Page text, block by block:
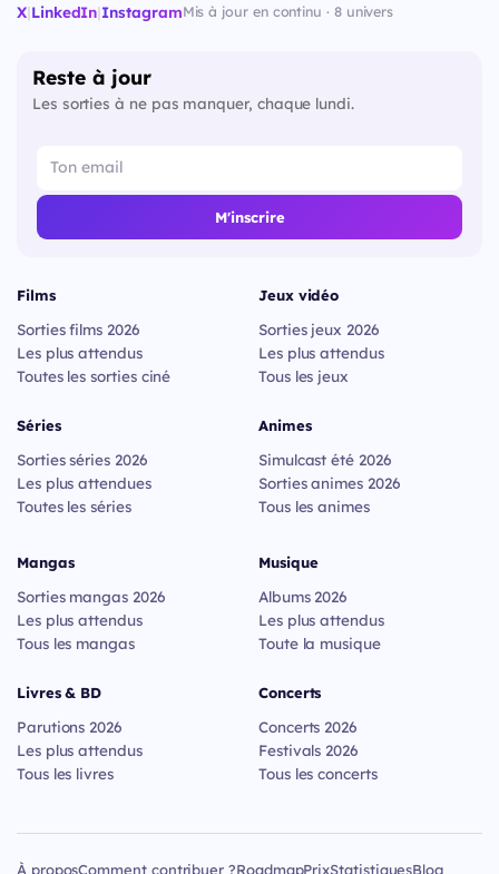
X|LinkedIn|InstagramMis à jour en continu · 8 univers
Reste à jour
Les sorties à ne pas manquer, chaque lundi.
M'inscrire
Films
Sorties films 2026
Les plus attendus
Toutes les sorties ciné
Séries
Sorties séries 2026
Les plus attendues
Toutes les séries
Jeux vidéo
Sorties jeux 2026
Les plus attendus
Tous les jeux
Animes
Simulcast été 2026
Sorties animes 2026
Tous les animes
Mangas
Sorties mangas 2026
Les plus attendus
Tous les mangas
Livres & BD
Parutions 2026
Les plus attendus
Tous les livres
Musique
Albums 2026
Les plus attendus
Toute la musique
Concerts
Concerts 2026
Festivals 2026
Tous les concerts
À proposComment contribuer ?RoadmapPrixStatistiquesBlog